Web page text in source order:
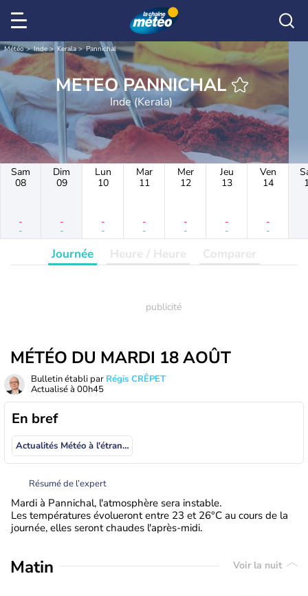
Météo Inde Kerala Pannichal
METEO PANNICHAL
Inde (Kerala)
Sam
08
-
-
Dim
09
-
-
Lun
10
-
-
Mar
11
-
-
Mer
12
-
-
Jeu
13
-
-
Ven
14
-
-
Journée Heure / Heure Comparer
MÉTÉO DU MARDI 18 AOÛT
Bulletin établi par Régis CRÊPET
Actualisé à 00h45
En bref
Actualités Météo à l'étranger
Résumé de l’expert
Mardi à Pannichal, l'atmosphère sera instable.
Les températures évolueront entre 23 et 26°C au cours de la
journée, elles seront chaudes l'après-midi.
Matin Voir la nuit